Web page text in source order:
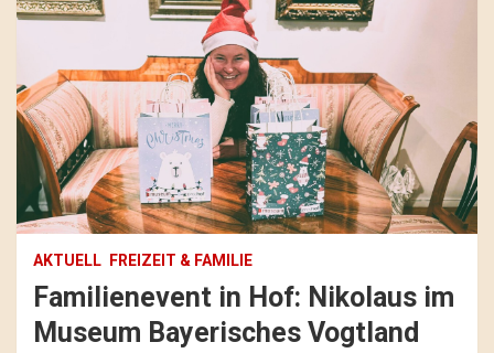
AKTUELL FREIZEIT & FAMILIE
Familienevent in Hof: Nikolaus im
Museum Bayerisches Vogtland